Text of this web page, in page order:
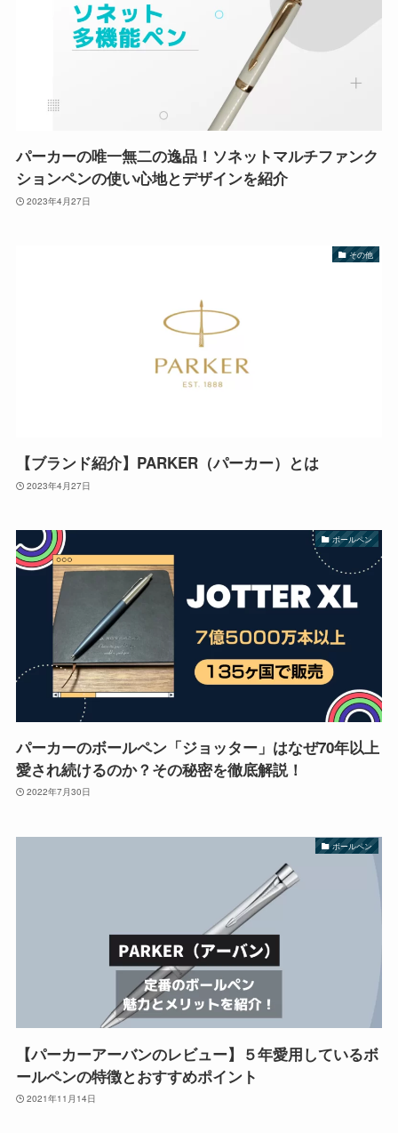
パーカーの唯一無二の逸品！ソネットマルチファンク
ションペンの使い心地とデザインを紹介
2023年4月27日
その他
【ブランド紹介】PARKER（パーカー）とは
2023年4月27日
ボールペン
パーカーのボールペン「ジョッター」はなぜ70年以上
愛され続けるのか？その秘密を徹底解説！
2022年7月30日
ボールペン
【パーカーアーバンのレビュー】５年愛用しているボ
ールペンの特徴とおすすめポイント
2021年11月14日